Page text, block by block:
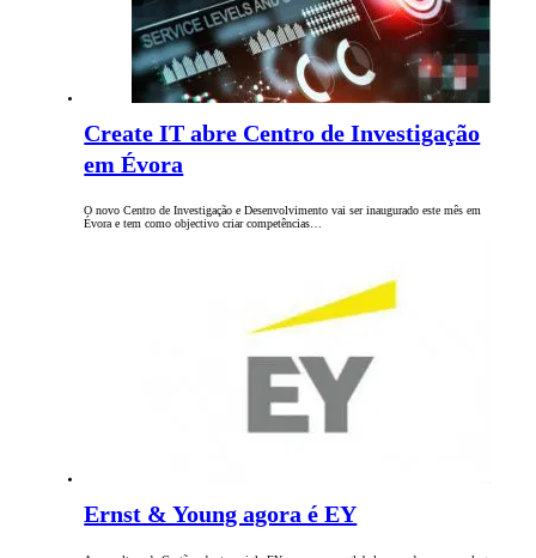
Create IT abre Centro de Investigação
em Évora
O novo Centro de Investigação e Desenvolvimento vai ser inaugurado este mês em
Évora e tem como objectivo criar competências…
Ernst & Young agora é EY